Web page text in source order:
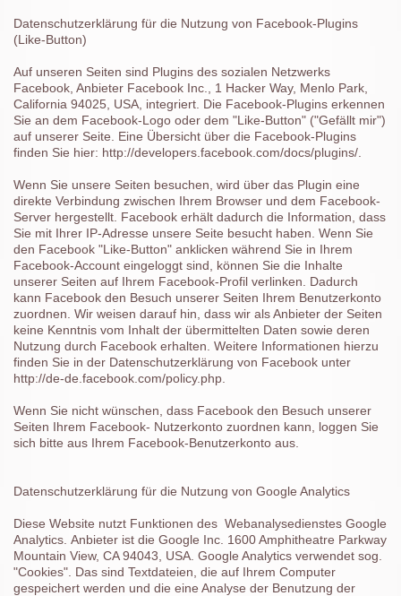
Datenschutzerklärung für die Nutzung von Facebook-Plugins
(Like-Button)
Auf unseren Seiten sind Plugins des sozialen Netzwerks
Facebook, Anbieter Facebook Inc., 1 Hacker Way, Menlo Park,
California 94025, USA, integriert. Die Facebook-Plugins erkennen
Sie an dem Facebook-Logo oder dem "Like-Button" ("Gefällt mir")
auf unserer Seite. Eine Übersicht über die Facebook-Plugins
finden Sie hier: http://developers.facebook.com/docs/plugins/.
Wenn Sie unsere Seiten besuchen, wird über das Plugin eine
direkte Verbindung zwischen Ihrem Browser und dem Facebook-
Server hergestellt. Facebook erhält dadurch die Information, dass
Sie mit Ihrer IP-Adresse unsere Seite besucht haben. Wenn Sie
den Facebook "Like-Button" anklicken während Sie in Ihrem
Facebook-Account eingeloggt sind, können Sie die Inhalte
unserer Seiten auf Ihrem Facebook-Profil verlinken. Dadurch
kann Facebook den Besuch unserer Seiten Ihrem Benutzerkonto
zuordnen. Wir weisen darauf hin, dass wir als Anbieter der Seiten
keine Kenntnis vom Inhalt der übermittelten Daten sowie deren
Nutzung durch Facebook erhalten. Weitere Informationen hierzu
finden Sie in der Datenschutzerklärung von Facebook unter
http://de-de.facebook.com/policy.php.
Wenn Sie nicht wünschen, dass Facebook den Besuch unserer
Seiten Ihrem Facebook- Nutzerkonto zuordnen kann, loggen Sie
sich bitte aus Ihrem Facebook-Benutzerkonto aus.
Datenschutzerklärung für die Nutzung von Google Analytics
Diese Website nutzt Funktionen des Webanalysedienstes Google
Analytics. Anbieter ist die Google Inc. 1600 Amphitheatre Parkway
Mountain View, CA 94043, USA. Google Analytics verwendet sog.
"Cookies". Das sind Textdateien, die auf Ihrem Computer
gespeichert werden und die eine Analyse der Benutzung der